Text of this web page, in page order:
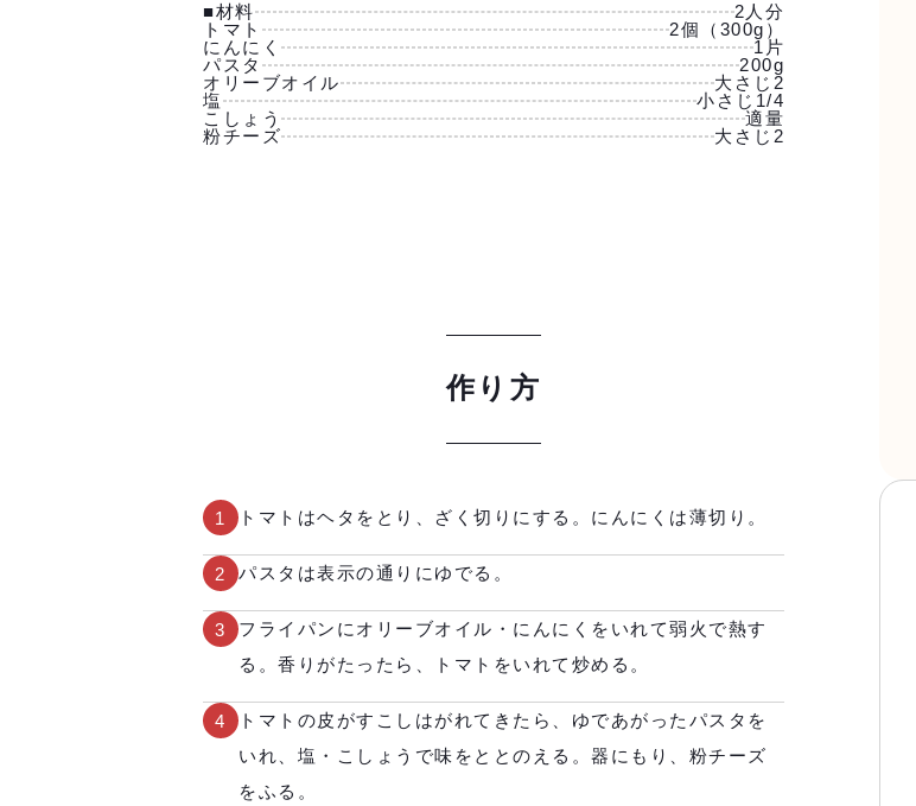
■材料
2人分
トマト
2個（300g）
にんにく
1片
パスタ
200g
オリーブオイル
大さじ2
塩
小さじ1/4
こしょう
適量
粉チーズ
大さじ2
作り方
1 トマトはヘタをとり、ざく切りにする。にんにくは薄切り。
2 パスタは表示の通りにゆでる。
3
フライパンにオリーブオイル・にんにくをいれて弱火で熱す
る。香りがたったら、トマトをいれて炒める。
4
トマトの皮がすこしはがれてきたら、ゆであがったパスタを
いれ、塩・こしょうで味をととのえる。器にもり、粉チーズ
をふる。